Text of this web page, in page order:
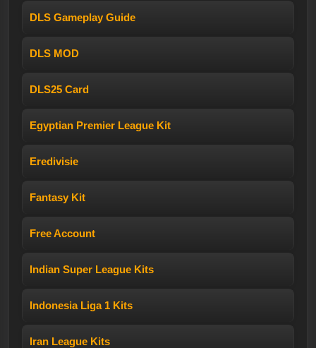
DLS Gameplay Guide
DLS MOD
DLS25 Card
Egyptian Premier League Kit
Eredivisie
Fantasy Kit
Free Account
Indian Super League Kits
Indonesia Liga 1 Kits
Iran League Kits